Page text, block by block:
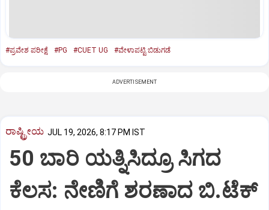
#ಪ್ರವೇಶ ಪರೀಕ್ಷೆ #PG #CUET UG #ವೇಳಾಪಟ್ಟಿ ಬಿಡುಗಡೆ
ADVERTISEMENT
ರಾಷ್ಟ್ರೀಯ JUL 19, 2026, 8:17 PM IST
50 ಬಾರಿ ಯತ್ನಿಸಿದ್ರೂ ಸಿಗದ
ಕೆಲಸ: ನೇಣಿಗೆ ಶರಣಾದ ಬಿ.ಟೆಕ್